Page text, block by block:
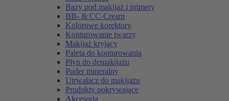
Bazy pod makijaż i primery
BB- & CC-Cream
Kolorowe korektory
Konturowanie twarzy
Makijaż kryjący
Paleta do konturowania
Płyn do demakijażu
Puder mineralny
Utrwalacz do makijażu
Produkty pokrywające
Akcesoria